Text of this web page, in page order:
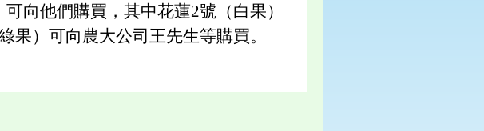
向他們購買，其中花蓮2號（白果）
果）可向農大公司王先生等購買。